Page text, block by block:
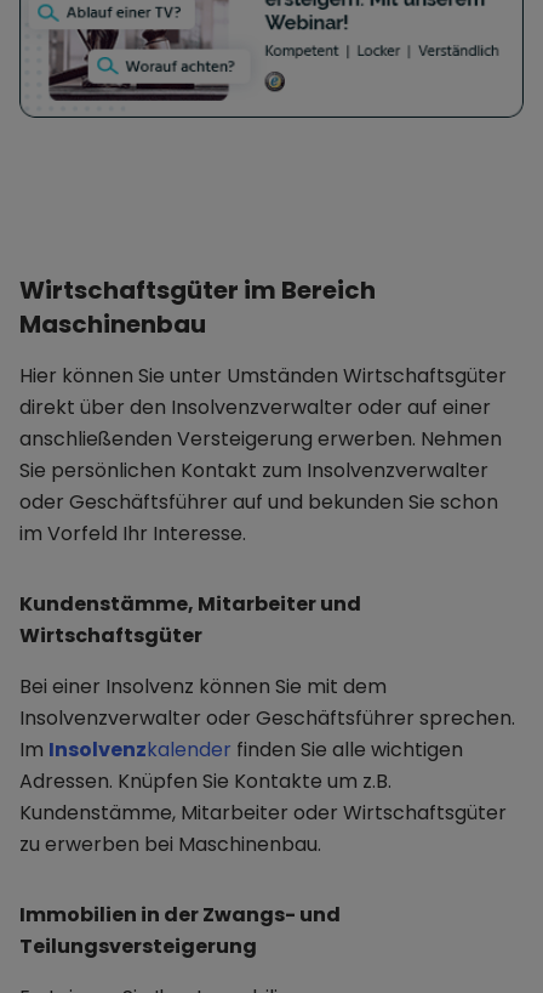
Wirtschaftsgüter im Bereich
Maschinenbau
Hier können Sie unter Umständen Wirtschaftsgüter
direkt über den Insolvenzverwalter oder auf einer
anschließenden Versteigerung erwerben. Nehmen
Sie persönlichen Kontakt zum Insolvenzverwalter
oder Geschäftsführer auf und bekunden Sie schon
im Vorfeld Ihr Interesse.
Kundenstämme, Mitarbeiter und
Wirtschaftsgüter
Bei einer Insolvenz können Sie mit dem
Insolvenzverwalter oder Geschäftsführer sprechen.
Im Insolvenzkalender finden Sie alle wichtigen
Adressen. Knüpfen Sie Kontakte um z.B.
Kundenstämme, Mitarbeiter oder Wirtschaftsgüter
zu erwerben bei Maschinenbau.
Immobilien in der Zwangs- und
Teilungsversteigerung